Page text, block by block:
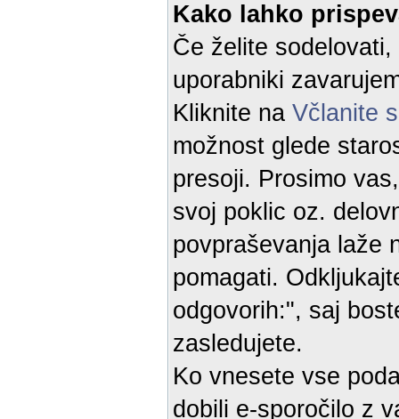
Kako lahko
Če želite
uporabniki
Kliknite na Včlanite
možnost glede
presoji. Prosimo
svoj poklic oz.
povpraševanja laže
pomagati.
odgovorih:", saj
zasledujete.
Ko vnesete vse
dobili e-sporočilo z